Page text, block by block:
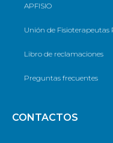
APFISIO
Unión de Fisioterapeutas
Libro de reclamaciones
Preguntas frecuentes
CONTACTOS